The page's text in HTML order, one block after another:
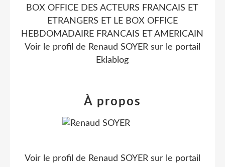
BOX OFFICE DES ACTEURS FRANCAIS ET
ETRANGERS ET LE BOX OFFICE
HEBDOMADAIRE FRANCAIS ET AMERICAIN
Voir le profil de Renaud SOYER sur le portail
Eklablog
À propos
Voir le profil de Renaud SOYER sur le portail